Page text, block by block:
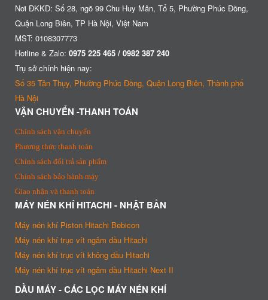
Nơi ĐKKD: Số 28, ngõ 99 Chu Huy Mân, Tổ 5, Phường Phúc Đồng,
Quận Long Biên, TP Hà Nội, Việt Nam
MST: 0108307773
Hotline & Zalo: 0975 225 465 / 0982 387 240
Trụ sở chính hiện nay:
Số 35 Tân Thụy, Phường Phúc Đồng, Quận Long Biên, Thành phố
Hà Nội
VẬN CHUYỂN -THANH TOÁN
Chính sách vận chuyển
Phương thức thanh toán
Chính sách đổi trả sản phẩm
Chính sách bảo hành máy
Giao nhận và thanh toán
MÁY NÉN KHÍ HITACHI - NHẬT BẢN
Máy nén khí Piston Hitachi Bebicon
Máy nén khí trục vít ngâm dầu Hitachi
Máy nén khí trục vít không dầu Hitachi
Máy nén khí trục vít ngâm dầu Hitachi Next II
DẦU MÁY - CÁC LỌC MÁY NÉN KHÍ